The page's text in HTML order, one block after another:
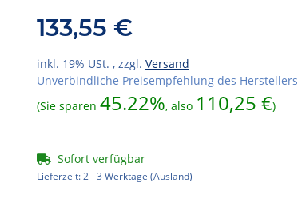
133,55 €
inkl. 19% USt. , zzgl. Versand
Unverbindliche Preisempfehlung des Herstellers
(Sie sparen 45.22%, also 110,25 €)
Sofort verfügbar
Lieferzeit:2 - 3 Werktage (Ausland)